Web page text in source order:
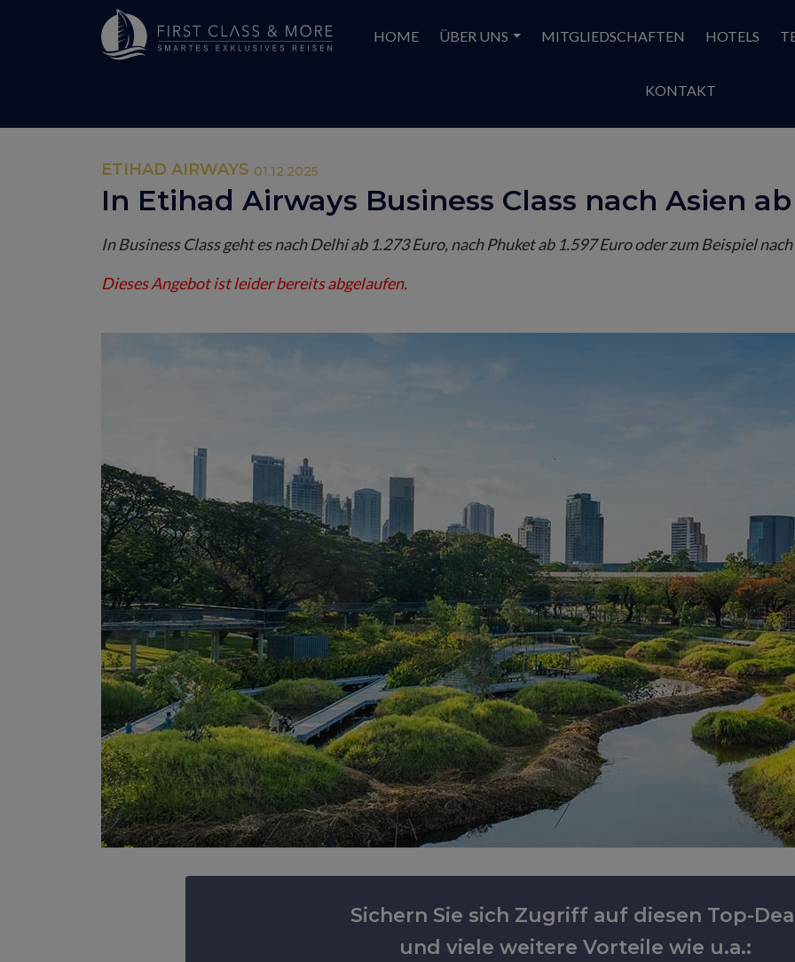
HOME ÜBER UNS MITGLIEDSCHAFTEN HOTELS
KONTAKT
ETIHAD AIRWAYS 01.12.2025
In Etihad Airways Business Class nach Asien ab
In Business Class geht es nach Delhi ab 1.273 Euro, nach Phuket ab 1.597 Euro oder zum Beispiel
Dieses Angebot ist leider bereits abgelaufen.
Sichern Sie sich Zugriff auf diesen Top-
und viele weitere Vorteile wie u.a.: